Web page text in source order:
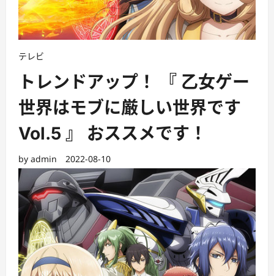
テレビ
トレンドアップ！ 『 乙女ゲー
世界はモブに厳しい世界です
Vol.5 』 おススメです！
by admin 2022-08-10